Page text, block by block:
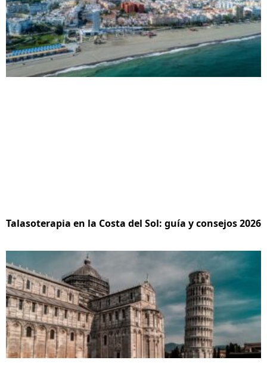
Talasoterapia en la Costa del Sol: guía y consejos 2026